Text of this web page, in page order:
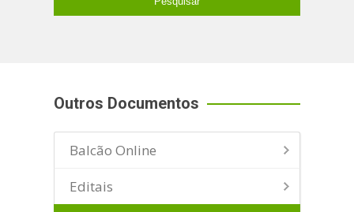
Outros Documentos
Balcão Online
Editais